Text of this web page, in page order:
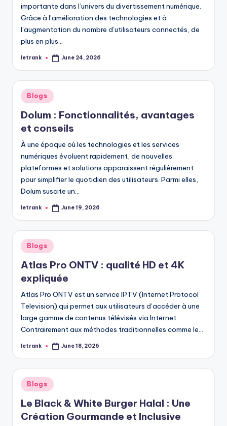
importante dans l’univers du divertissement numérique.
Grâce à l’amélioration des technologies et à
l’augmentation du nombre d’utilisateurs connectés, de
plus en plus…
Posted
letrank June 24, 2026
Posted
in
Blogs
Dolum : Fonctionnalités, avantages
et conseils
À une époque où les technologies et les services
numériques évoluent rapidement, de nouvelles
plateformes et solutions apparaissent régulièrement
pour simplifier le quotidien des utilisateurs. Parmi elles,
Dolum suscite un…
Posted
letrank June 19, 2026
Posted
in
Blogs
Atlas Pro ONTV : qualité HD et 4K
expliquée
Atlas Pro ONTV est un service IPTV (Internet Protocol
Television) qui permet aux utilisateurs d’accéder à une
large gamme de contenus télévisés via Internet.
Contrairement aux méthodes traditionnelles comme le…
Posted
letrank June 18, 2026
Posted
in
Blogs
Le Black & White Burger Halal : Une
Création Gourmande et Inclusive